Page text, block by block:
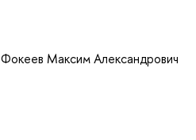
Фокеев Максим Александрович